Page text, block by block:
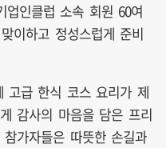
업인클럽 소속 회원 60여
이하고 정성스럽게 준비
고급 한식 코스 요리가 제
감사의 마음을 담은 프리
가자들은 따뜻한 손길과